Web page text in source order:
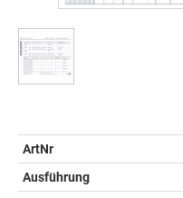
ArtNr
Ausführung